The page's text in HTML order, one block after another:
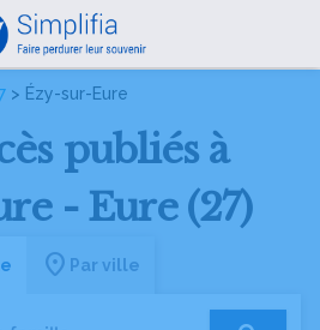
> Ézy-sur-Eure
publiés à
- Eure (27)
Par ville